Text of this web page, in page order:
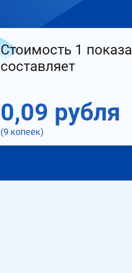
Стоимость 1 показа
составляет
0,09 рубля
(9 копеек)